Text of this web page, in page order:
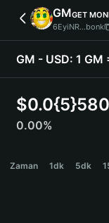
简体中文
繁體中文
Português
Bahasa Indonesia
ภาษาไทย
Español
Español (Argentina)
GMGET
6EyiNR...bonk
GM - USD: 1 GM
$
0.00%
Zaman 1dk 5dk